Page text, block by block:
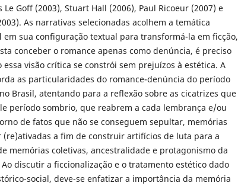
Le Goff (2003), Stuart Hall (2006), Paul Ricoeur (2007) e
As narrativas selecionadas acolhem a temática
em sua configuração textual para transformá-la em ficção,
conceber o romance apenas como denúncia, é preciso
essa visão crítica se constrói sem prejuízos à estética. A
as particularidades do romance-denúncia do período
Brasil, atentando para a reflexão sobre as cicatrizes que
período sombrio, que reabrem a cada lembrança e/ou
de fatos que não se conseguem sepultar, memórias
(re)ativadas a fim de construir artifícios de luta para a
memórias coletivas, ancestralidade e protagonismo da
discutir a ficcionalização e o tratamento estético dado
social, deve-se enfatizar a importância da memória